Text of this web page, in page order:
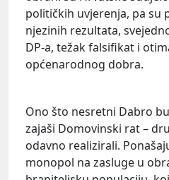
političkih uvjerenja, pa su
njezinih rezultata,
DP-a, težak falsifikat i
općenarodnog dobra.
Ono što nesretni Dabro
zajaši Domovinski rat –
odavno realizirali.
monopol na zasluge u